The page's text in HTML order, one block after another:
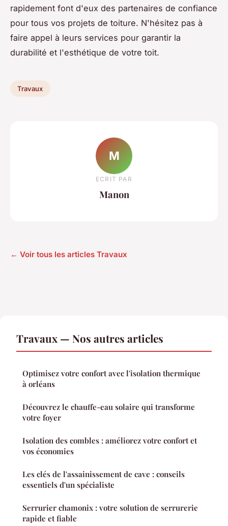
rapidement font d'eux des partenaires de confiance
pour tous vos projets de toiture. N'hésitez pas à
faire appel à leurs services pour garantir la
durabilité et l'esthétique de votre toit.
Travaux
M
ECRIT PAR
Manon
← Voir tous les articles Travaux
Travaux — Nos autres articles
Optimisez votre confort avec l'isolation thermique
à orléans
Découvrez le chauffe-eau solaire qui transforme
votre foyer
Isolation des combles : améliorez votre confort et
vos économies
Les clés de l'assainissement de cave : conseils
essentiels d'un spécialiste
Serrurier chamonix : votre solution de serrurerie
rapide et fiable